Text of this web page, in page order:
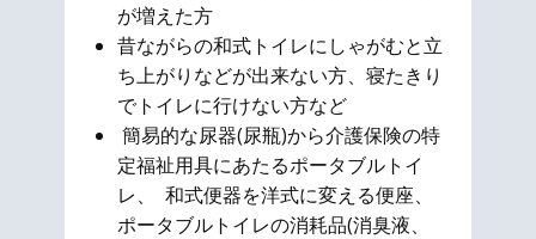
が増えた方
昔ながらの和式​トイレにしゃがむと立
ち上がりなどが出来ない方、寝たきり
でトイレに行けない方など
簡易的な尿器(尿瓶)から介護保険の特
定福祉用具にあたるポータブルトイ
レ、 和式便器を洋式に変える便座、​
ポータブルトイレの消耗品(消臭液、